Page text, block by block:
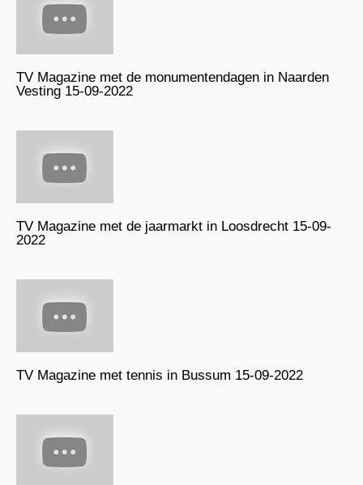
TV Magazine met de monumentendagen in Naarden
Vesting 15-09-2022
TV Magazine met de jaarmarkt in Loosdrecht 15-09-
2022
TV Magazine met tennis in Bussum 15-09-2022